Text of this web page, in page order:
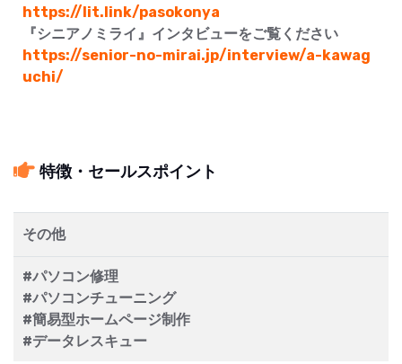
https://lit.link/pasokonya
『シニアノミライ』インタビューをご覧ください
https://senior-no-mirai.jp/interview/a-kawag
uchi/
特徴・セールスポイント
その他
#パソコン修理
#パソコンチューニング
#簡易型ホームページ制作
#データレスキュー